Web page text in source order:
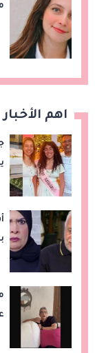
اهم الأخبار